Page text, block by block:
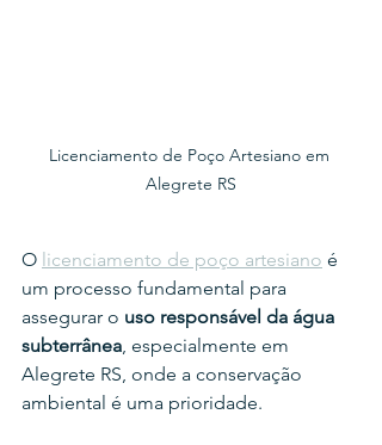
Licenciamento de Poço Artesiano em
Alegrete RS
O licenciamento de poço artesiano é
um processo fundamental para
assegurar o uso responsável da água
subterrânea, especialmente em
Alegrete RS, onde a conservação
ambiental é uma prioridade.